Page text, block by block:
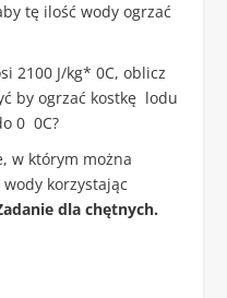
tę ilość wody ogrzać
2100 J/kg* 0C, oblicz
by ogrzać kostkę lodu
0 0C?
w którym można
wody korzystając
dla chętnych.